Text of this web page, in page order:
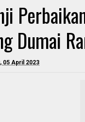
Dumai
05 April 2023